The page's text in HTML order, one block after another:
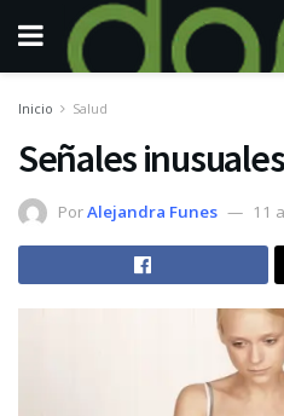
Inicio Salud
Señales
PorAlejandra Funes 11